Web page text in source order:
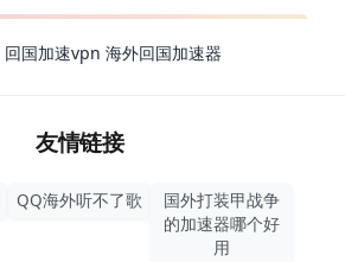
回国加速vpn 海外回国加速器
友情链接
QQ海外听不了歌
国外打装甲战争
的加速器哪个好
用